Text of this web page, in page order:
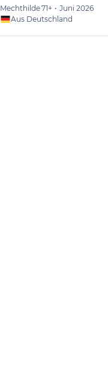
Mechthilde71+ • Juni 2026
Aus Deutschland